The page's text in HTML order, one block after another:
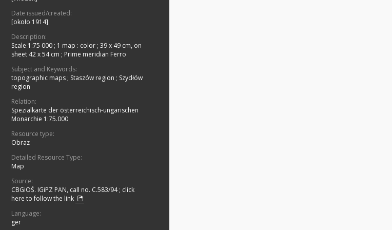
Date issued/created:
[około 1914]
Description:
Scale 1:75 000 ; 1 map : color ; 39 x 49 cm, on
sheet 42 x 54 cm ; Prime meridian Ferro
Subject and Keywords:
topographic maps ; Staszów region ; Szydłów
region
Relation:
Spezialkarte der österreichisch-ungarischen
Monarchie 1:75.000
Resource type:
Obraz
Detailed Resource Type:
Map
Source:
CBGiOŚ. IGiPZ PAN, call no. C.583/94; click
here to follow the link
Language:
ger